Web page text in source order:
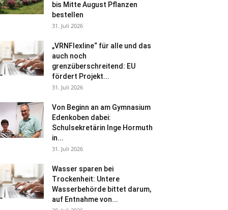
bis Mitte August Pflanzen
bestellen
31. Juli 2026
„VRNFlexline“ für alle und das
auch noch
grenzüberschreitend: EU
fördert Projekt...
31. Juli 2026
Von Beginn an am Gymnasium
Edenkoben dabei:
Schulsekretärin Inge Hormuth
in...
31. Juli 2026
Wasser sparen bei
Trockenheit: Untere
Wasserbehörde bittet darum,
auf Entnahme von...